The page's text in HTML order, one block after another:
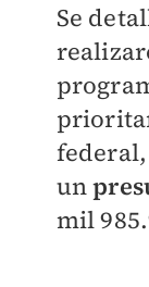
Se
un
mil